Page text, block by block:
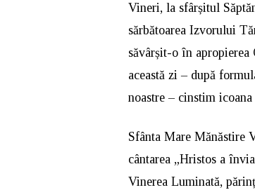
Vineri, la sfârșitul
sărbătoarea Izvorului
săvârșit-o în
această zi – după
noastre – cinstim
Sfânta Mare Mănăstire
cântarea „Hristos a
Vinerea Luminată,